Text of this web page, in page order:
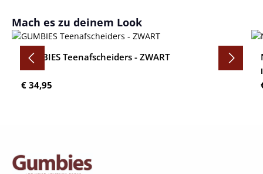
Productgalerij overslaan
Mach es zu deinem Look
GUMBIES Teenafscheiders - ZWART
Normale prijs:
€ 34,95